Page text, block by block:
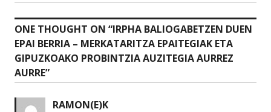
ONE THOUGHT ON “IRPHA BALIOGABETZEN DUEN
EPAI BERRIA – MERKATARITZA EPAITEGIAK ETA
GIPUZKOAKO PROBINTZIA AUZITEGIA AURREZ
AURRE”
RAMON(E)K